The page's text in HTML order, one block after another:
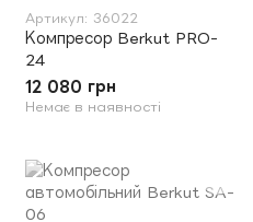
Артикул: 36022
Компресор Berkut PRO-
24
12 080 грн
Немає в наявності